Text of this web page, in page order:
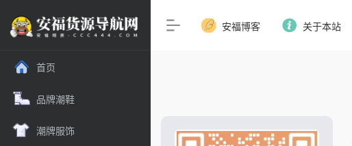
首页
品牌潮鞋
潮牌服饰
安福博客 关于本站